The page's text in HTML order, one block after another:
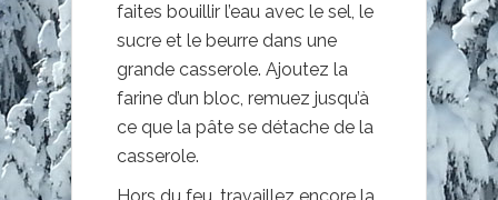
faites bouillir l’eau avec le sel, le
sucre et le beurre dans une
grande casserole. Ajoutez la
farine d’un bloc, remuez jusqu’à
ce que la pâte se détache de la
casserole.